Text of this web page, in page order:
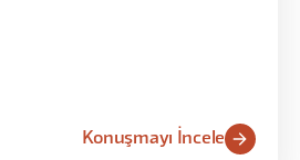
Konuşmayı İncele